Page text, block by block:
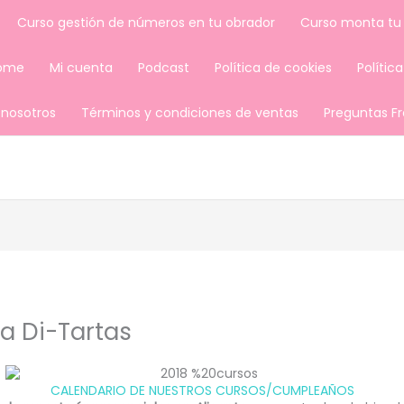
Curso gestión de números en tu obrador Curso monta
Mi cuenta Podcast Política de cookies
Términos y condiciones de ventas Preguntas
Di-Tartas
CALENDARIO DE NUESTROS CURSOS/CUMPLEAÑOS